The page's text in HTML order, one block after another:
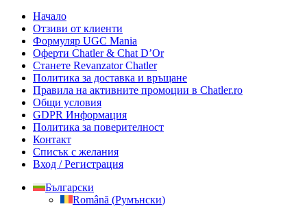
Начало
Отзиви от клиенти
Формуляр UGC Mania
Оферти Chatler & Chat D’Or
Станете Revanzator Chatler
Политика за доставка и връщане
Правила на активните промоции в Chatler.ro
Общи условия
GDPR Информация
Политика за поверителност
Контакт
Списък с желания
Вход / Регистрация
Български
Română (Румънски)